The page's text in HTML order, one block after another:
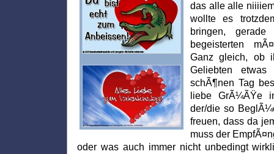
das alle alle
wollte es
bringen,
begeisterten
Ganz gleich, ob
Geliebten etwas
schÃ¶nen Tag
liebe GrÃ¼ÃŸe
der/die so
freuen, dass da
muss der
oder was auch immer nicht unbedingt